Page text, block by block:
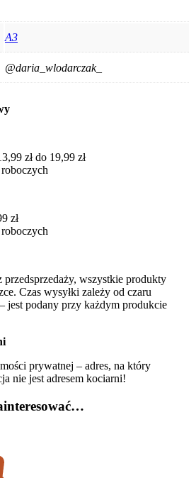
A3
@daria_wlodarczak_
zł do 19,99 zł
zł
wszystkie produkty
Czas wysyłki zależy od czaru
jest podany przy każdym produkcie
prywatnej – adres, na który
nie jest adresem kociarni!